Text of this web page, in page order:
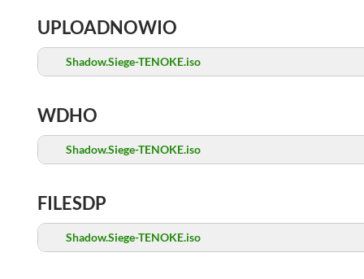
UPLOADNOWIO
Shadow.Siege-TENOKE.iso
WDHO
Shadow.Siege-TENOKE.iso
FILESDP
Shadow.Siege-TENOKE.iso